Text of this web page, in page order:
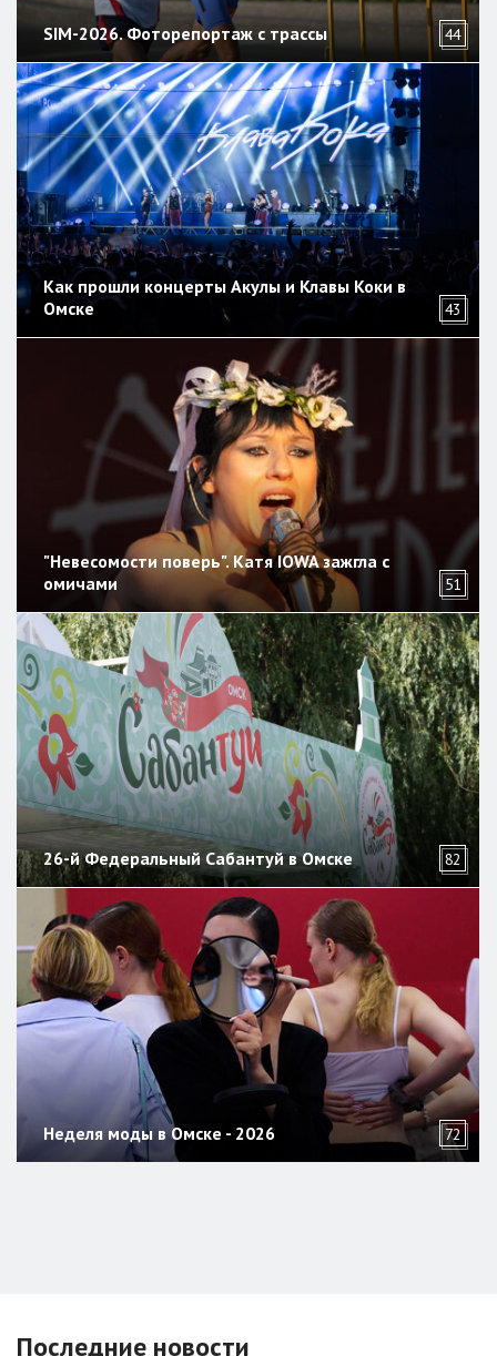
SIM-2026. Фоторепортаж с трассы 44
Как прошли концерты Акулы и Клавы Коки в
Омске
43
"Невесомости поверь". Катя IOWA зажгла с
омичами
51
26-й Федеральный Сабантуй в Омске 82
Неделя моды в Омске - 2026 72
Последние новости